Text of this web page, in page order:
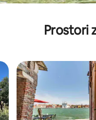
Prostori
gosti”